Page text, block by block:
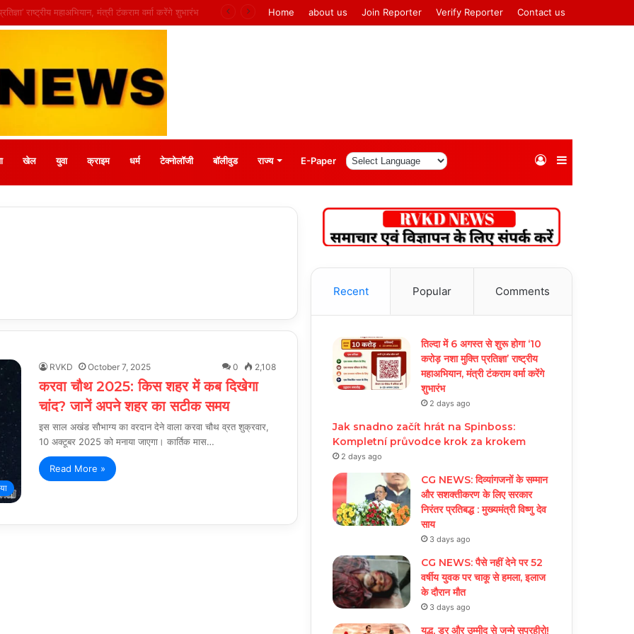
průvodce krok za krokem Home about us Join Reporter Verify Reporter Contact us
खेल युवा क्राइम धर्म टेक्नोलॉजी बॉलीवुड राज्य E-Paper Sidebar
Log
RVKD October 7, 2025 0 2,108
करवा चौथ 2025: किस शहर में कब दिखेगा
चांद? जानें अपने शहर का सटीक समय
इस साल अखंड सौभाग्य का वरदान देने वाला करवा चौथ व्रत शुक्रवार,
10 अक्टूबर 2025 को मनाया जाएगा। कार्तिक मास…
Read More »
Recent Popular Comments
तिल्दा में 6 अगस्त से शुरू होगा ‘10
करोड़ नशा मुक्ति प्रतिज्ञा’ राष्ट्रीय
महाअभियान, मंत्री टंकराम वर्मा करेंगे
शुभारंभ
2 days ago
Jak snadno začít hrát na Spinboss:
Kompletní průvodce krok za krokem
2 days ago
CG NEWS: दिव्यांगजनों के सम्मान
और सशक्तीकरण के लिए सरकार
निरंतर प्रतिबद्ध : मुख्यमंत्री विष्णु देव
साय
3 days ago
CG NEWS: पैसे नहीं देने पर 52
वर्षीय युवक पर चाकू से हमला, इलाज
के दौरान मौत
3 days ago
युद्ध, डर और उम्मीद से जन्मे सुपरहीरो!